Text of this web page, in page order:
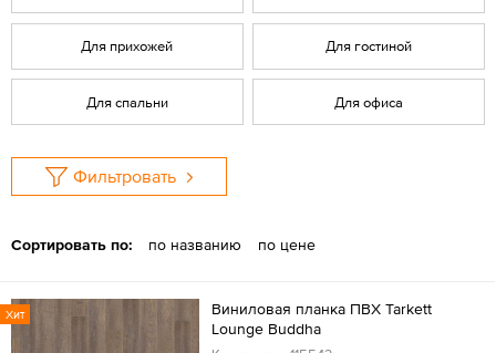
Для прихожей Для гостиной
Для спальни Для офиса
Фильтровать
Сортировать по: по названию по цене
Хит
Виниловая планка ПВХ Tarkett
Lounge Buddha